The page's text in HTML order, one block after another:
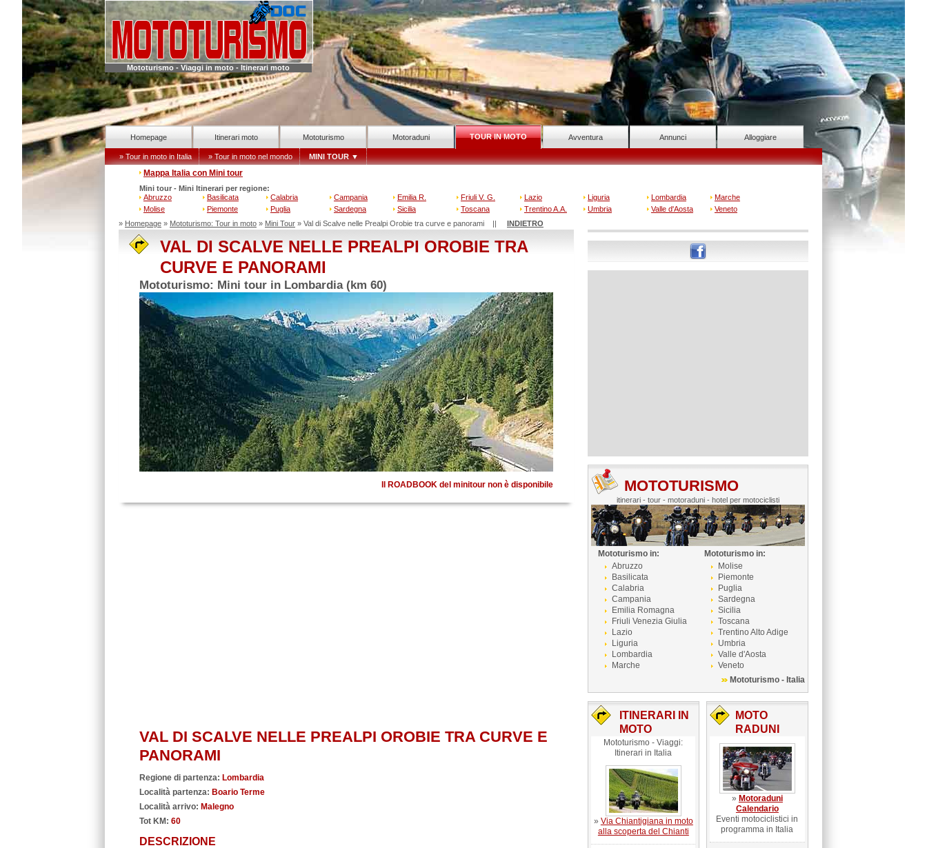
Mototurismo - Viaggi in moto - Itinerari moto
Homepage Itinerari moto Mototurismo Motoraduni TOUR IN MOTO Avventura Annunci Alloggiare
» Tour in moto in Italia » Tour in moto nel mondo MINI TOUR▼
Mappa Italia con Mini tour
Mini tour - Mini Itinerari per regione:
Abruzzo
Basilicata Calabria Campania Emilia R. Friuli V. G. Lazio Liguria Lombardia
Marche
Molise
Piemonte Puglia Sardegna Sicilia Toscana Trentino A.A. Umbria Valle d'Aosta
Veneto
» Homepage» Mototurismo: Tour in moto» Mini Tour» Val di Scalve nelle Prealpi Orobie tra curve e panorami || INDIETRO
VAL DI SCALVE NELLE PREALPI OROBIE TRA
CURVE E PANORAMI
Mototurismo: Mini tour in Lombardia (km 60)
Il ROADBOOK del minitour non è disponibile
VAL DI SCALVE NELLE PREALPI OROBIE TRA CURVE E
PANORAMI
Regione di partenza: Lombardia
Località partenza: Boario Terme
Località arrivo: Malegno
Tot KM: 60
DESCRIZIONE
MOTOTURISMO
itinerari - tour - motoraduni - hotel per motociclisti
Mototurismo in:
Abruzzo
Basilicata
Calabria
Campania
Emilia Romagna
Friuli Venezia Giulia
Lazio
Liguria
Lombardia
Marche
Mototurismo in:
Molise
Piemonte
Puglia
Sardegna
Sicilia
Toscana
Trentino Alto Adige
Umbria
Valle d'Aosta
Veneto
Mototurismo - Italia
ITINERARI IN
MOTO
Mototurismo - Viaggi:
Itinerari in Italia
» Via Chiantigiana in moto
alla scoperta del Chianti
MOTO
RADUNI
» Motoraduni
Calendario
Eventi motociclistici in
programma in Italia